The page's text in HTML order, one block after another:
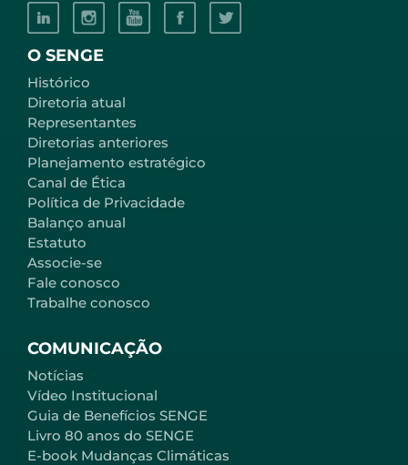
O SENGE
Histórico
Diretoria atual
Representantes
Diretorias anteriores
Planejamento estratégico
Canal de Ética
Política de Privacidade
Balanço anual
Estatuto
Associe-se
Fale conosco
Trabalhe conosco
COMUNICAÇÃO
Notícias
Vídeo Institucional
Guia de Benefícios SENGE
Livro 80 anos do SENGE
E-book Mudanças Climáticas